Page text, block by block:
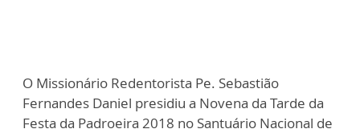
O Missionário Redentorista Pe. Sebastião
Fernandes Daniel presidiu a Novena da Tarde da
Festa da Padroeira 2018 no Santuário Nacional de